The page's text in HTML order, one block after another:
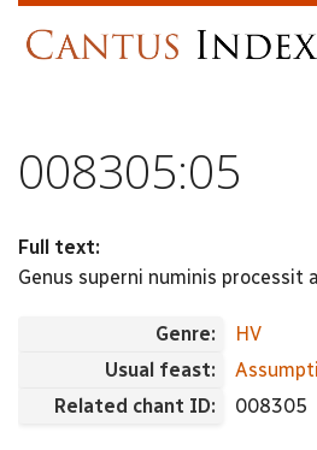
008305:05
Full text:
Genus superni numinis processit
Genre:
HV
Usual feast:
Related chant ID:
008305